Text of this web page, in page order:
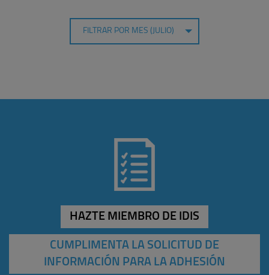
FILTRAR POR MES (JULIO)
HAZTE MIEMBRO DE IDIS
CUMPLIMENTA LA SOLICITUD DE
INFORMACIÓN PARA LA ADHESIÓN